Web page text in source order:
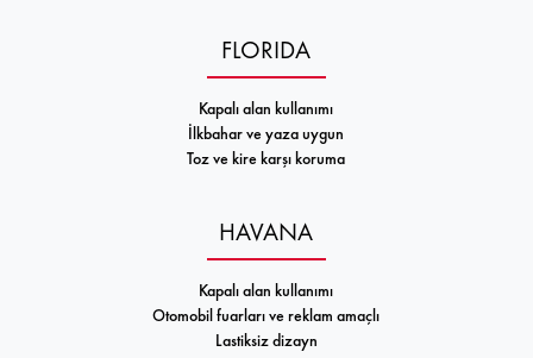
FLORIDA
Kapalı alan kullanımı
İlkbahar ve yaza uygun
Toz ve kire karşı koruma
HAVANA
Kapalı alan kullanımı
Otomobil fuarları ve reklam amaçlı
Lastiksiz dizayn